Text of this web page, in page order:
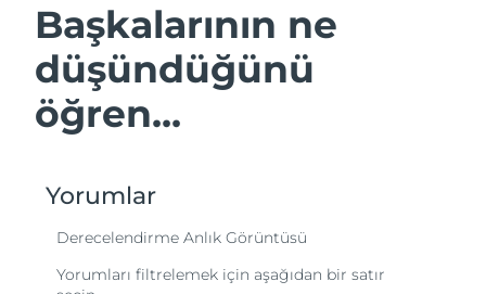
Başkalarının ne
düşündüğünü
öğren...